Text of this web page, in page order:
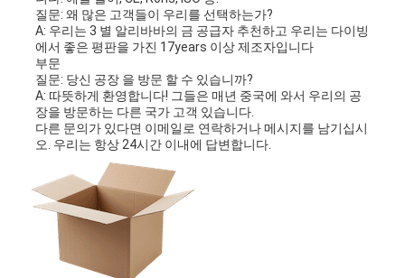
질문: 왜 많은 고객들이 우리를 선택하는가?
A: 우리는 3 별 알리바바의 금 공급자 추천하고 우리는 다이빙
에서 좋은 평판을 가진 17years 이상 제조자입니다
부문
질문: 당신 공장 을 방문 할 수 있습니까?
A: 따뜻하게 환영합니다! 그들은 매년 중국에 와서 우리의 공
장을 방문하는 다른 국가 고객 있습니다.
다른 문의가 있다면 이메일로 연락하거나 메시지를 남기십시
오. 우리는 항상 24시간 이내에 답변합니다.